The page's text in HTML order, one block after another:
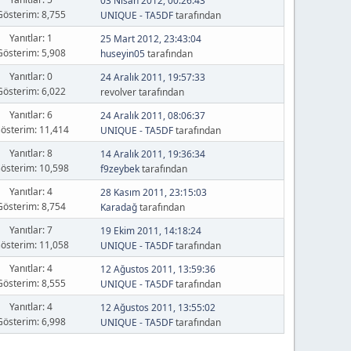
8,755
UNIQUE - TA5DFtarafından
Yanıtlar: 1
5,908
25 Mart 2012, 23:43:04
huseyin05 tarafından
Yanıtlar: 0
6,022
24 Aralık 2011, 19:57:33
revolver tarafından
Yanıtlar: 6
11,414
24 Aralık 2011, 08:06:37
UNIQUE - TA5DFtarafından
Yanıtlar: 8
10,598
14 Aralık 2011, 19:36:34
f9zeybektarafından
Yanıtlar: 4
8,754
28 Kasım 2011, 23:15:03
Karadağtarafından
Yanıtlar: 7
11,058
19 Ekim 2011, 14:18:24
UNIQUE - TA5DFtarafından
Yanıtlar: 4
8,555
12 Ağustos 2011, 13:59:36
UNIQUE - TA5DFtarafından
Yanıtlar: 4
6,998
12 Ağustos 2011, 13:55:02
UNIQUE - TA5DFtarafından